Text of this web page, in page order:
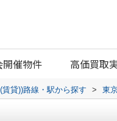
開催物件 高価買取
賃貸))路線・駅から探す > 東